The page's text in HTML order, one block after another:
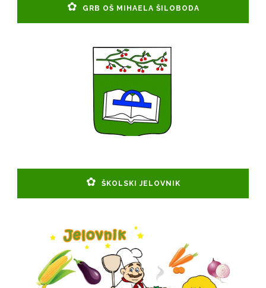
GRB OŠ MIHAELA ŠILOBODA
ŠKOLSKI JELOVNIK